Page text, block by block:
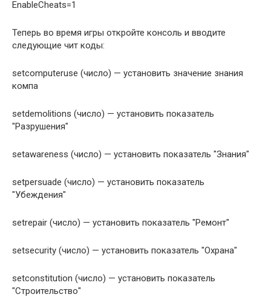
EnableCheats=1
Теперь во время игры откройте консоль и вводите
следующие чит коды:
setcomputeruse (число) — установить значение знания
компа
setdemolitions (число) — установить показатель
"Разрушения"
setawareness (число) — установить показатель "Знания"
setpersuade (число) — установить показатель
"Убеждения"
setrepair (число) — установить показатель "Ремонт"
setsecurity (число) — установить показатель "Охрана"
setconstitution (число) — установить показатель
"Строительство"